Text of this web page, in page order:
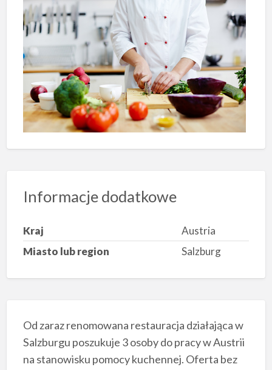
Informacje dodatkowe
Kraj
Austria
Miasto lub region
Salzburg
Od zaraz renomowana restauracja działająca w
Salzburgu poszukuje 3 osoby do pracy w Austrii
na stanowisku pomocy kuchennej. Oferta bez